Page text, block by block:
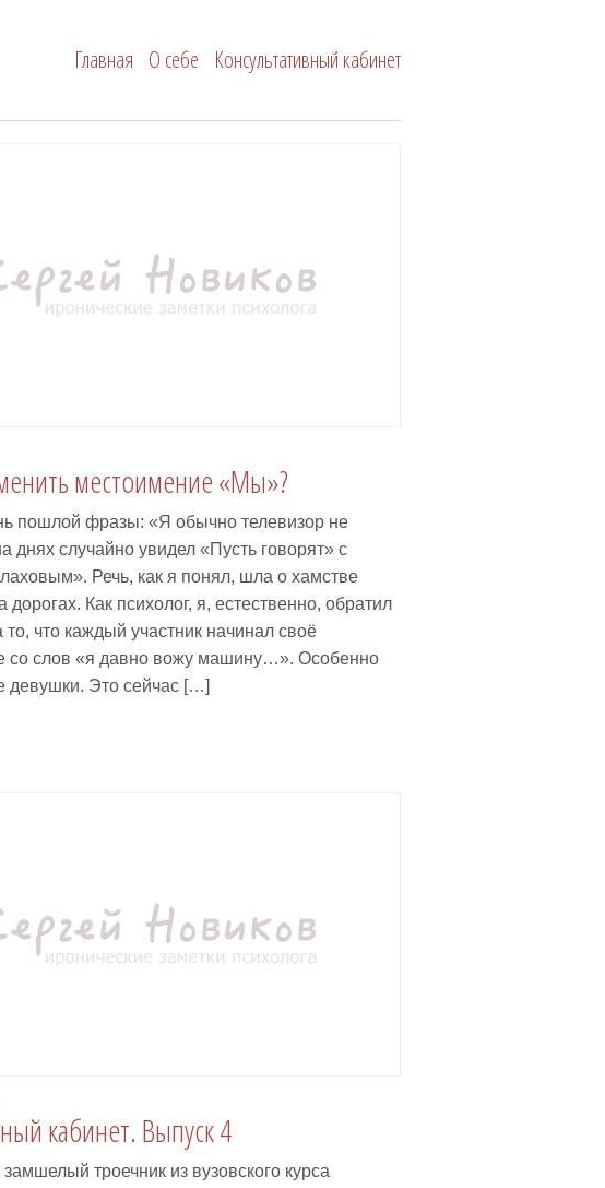
Главная О себе Консультативный кабинет
местоимение «Мы»?
пошлой фразы: «Я обычно телевизор не
днях случайно увидел «Пусть говорят» с
Речь, как я понял, шла о хамстве
дорогах. Как психолог, я, естественно, обратил
что каждый участник начинал своё
со слов «я давно вожу машину…». Особенно
девушки. Это сейчас […]
кабинет. Выпуск 4
троечник из вузовского курса